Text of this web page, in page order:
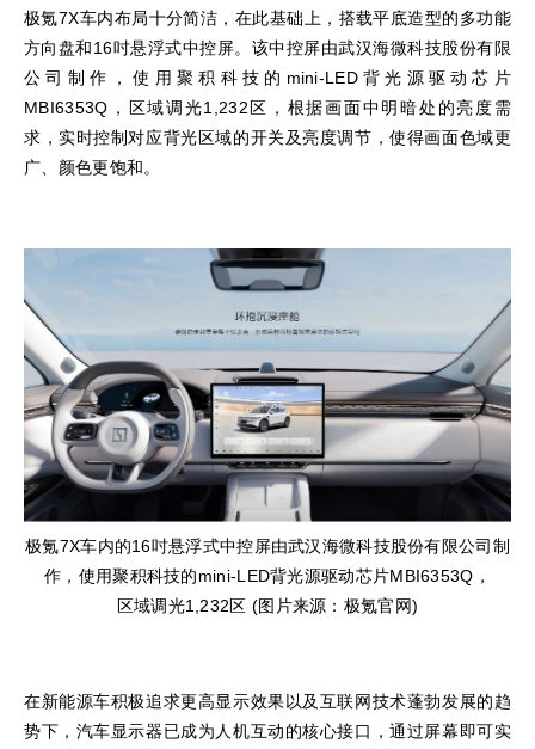
极氪7X车内布局十分简洁，在此基础上，搭载平底造型的多功能
方向盘和16吋悬浮式中控屏。该中控屏由武汉海微科技股份有限
公司制作，使用聚积科技的mini-LED背光源驱动芯片
MBI6353Q，区域调光1,232区，根据画面中明暗处的亮度需
求，实时控制对应背光区域的开关及亮度调节，使得画面色域更
广、颜色更饱和。
极氪7X车内的16吋悬浮式中控屏由武汉海微科技股份有限公司制
作，使用聚积科技的mini-LED背光源驱动芯片MBI6353Q，
区域调光1,232区 (图片来源：极氪官网)
在新能源车积极追求更高显示效果以及互联网技术蓬勃发展的趋
势下，汽车显示器已成为人机互动的核心接口，通过屏幕即可实